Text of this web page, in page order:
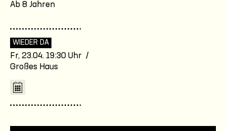
Ab 8 Jahren
WIEDER DA
Fr, 23.04. 19:30 Uhr /
Großes Haus